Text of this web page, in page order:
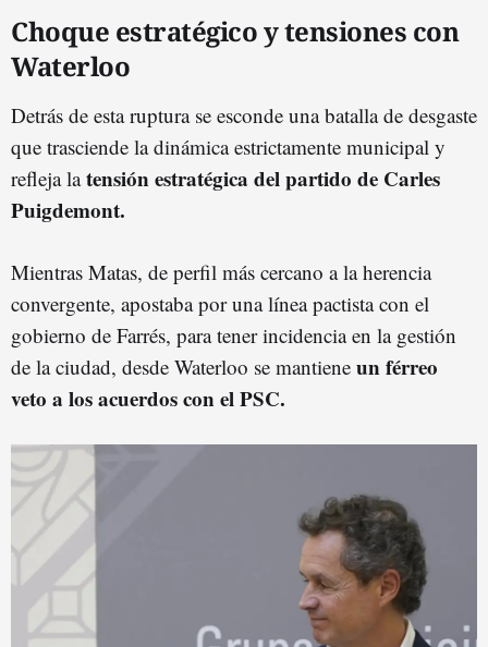
Choque estratégico y tensiones con
Waterloo
Detrás de esta ruptura se esconde una batalla de desgaste
que trasciende la dinámica estrictamente municipal y
refleja latensión estratégica del partido de Carles
Puigdemont.
Mientras Matas, de perfil más cercano a la herencia
convergente, apostaba por una línea pactista con el
gobierno de Farrés, para tener incidencia en la gestión
de la ciudad, desde Waterloo se mantiene un férreo
veto a los acuerdos con el PSC.